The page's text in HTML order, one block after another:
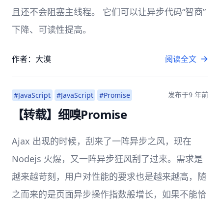
且还不会阻塞主线程。 它们可以让异步代码“智商”
下降、可读性提高。
作者：大漠 阅读全文
#JavaScript #JavaScript #Promise 发布于9 年前
【转载】细嗅Promise
Ajax 出现的时候，刮来了一阵异步之风，现在
Nodejs 火爆，又一阵异步狂风刮了过来。需求是
越来越苛刻，用户对性能的要求也是越来越高，随
之而来的是页面异步操作指数般增长，如果不能恰